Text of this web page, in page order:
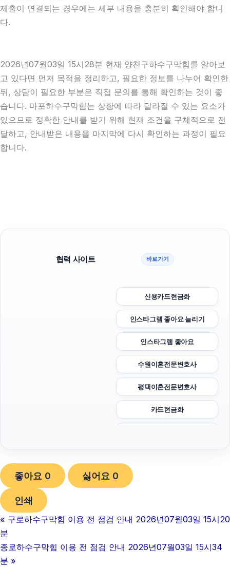
제출이 연결되는 경우에는 세부 내용을 충분히 확인해야 합니
다.
2026년07월03일 15시28분 현재 양천구하수구막힘를 알아보
고 있다면 먼저 목적을 정리하고, 필요한 정보를 나누어 확인한
뒤, 상담이 필요한 부분은 직접 문의를 통해 확인하는 것이 좋
습니다. 마포하수구막힘는 상황에 따라 달라질 수 있는 요소가
있으므로 정확한 안내를 받기 위해 현재 조건을 구체적으로 전
달하고, 안내받은 내용을 마지막에 다시 확인하는 과정이 필요
합니다.
협력 사이트 바로가기
신용카드현금화
인스타그램 좋아요 늘리기
인스타그램 좋아요
수원이혼전문변호사
평택이혼전문변호사
카드현금화
인스타그램 팔로워 늘리기
용인변호사
좋아요 0 싫어요 0
인쇄
« 구로하수구막힘 이용 전 점검 안내 2026년07월03일 15시20
분
종로하수구막힘 이용 전 점검 안내 2026년07월03일 15시34
분 »